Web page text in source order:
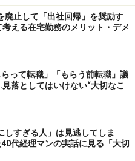
いんぎんぶれい）な印象
質問に対して「先ほども
まうシチュエーションと
話した話と関連づけて話
引用して次の話を進めた
も言いました通り」とい
廃止して「出社回帰」を奨励す
える在宅勤務のメリット・デメ
って転職」「もらう前転職」議
落としてはいけない“大切なこ
しすぎる人」は見逃してしま
代経理マンの実話に見る「大切